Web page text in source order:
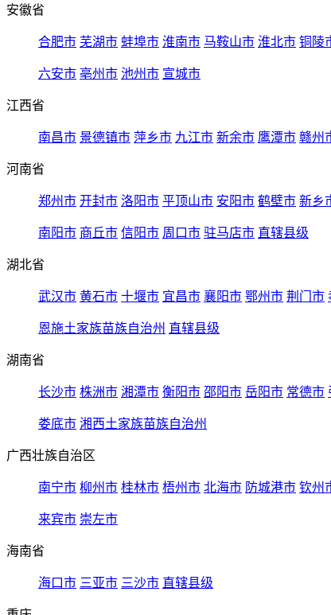
安徽省
合肥市 芜湖市 蚌埠市 淮南市 马鞍山市 淮北市 铜陵
六安市 亳州市 池州市 宣城市
江西省
南昌市 景德镇市 萍乡市 九江市 新余市 鹰潭市 赣州
河南省
郑州市 开封市 洛阳市 平顶山市 安阳市 鹤壁市 新乡
南阳市 商丘市 信阳市 周口市 驻马店市 直辖县级
湖北省
武汉市 黄石市 十堰市 宜昌市 襄阳市 鄂州市 荆门市
恩施土家族苗族自治州 直辖县级
湖南省
长沙市 株洲市 湘潭市 衡阳市 邵阳市 岳阳市 常德市
娄底市 湘西土家族苗族自治州
广西壮族自治区
南宁市 柳州市 桂林市 梧州市 北海市 防城港市 钦州
来宾市 崇左市
海南省
海口市 三亚市 三沙市 直辖县级